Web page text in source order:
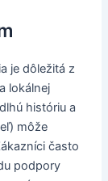
je dôležitá z
lokálnej
históriu a
môže
často
podpory